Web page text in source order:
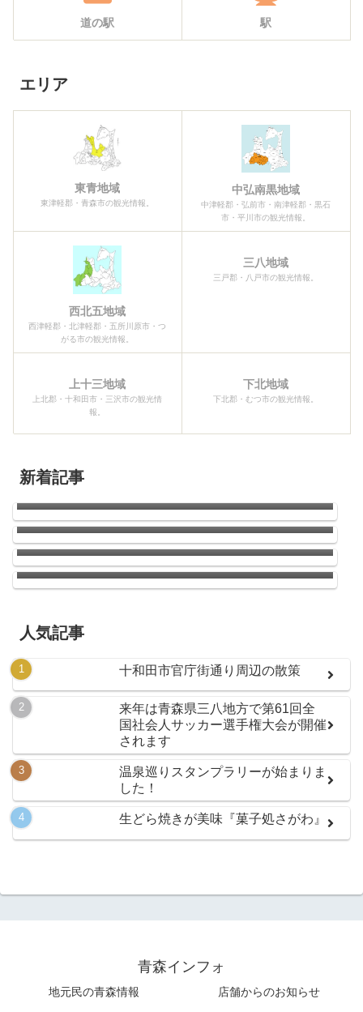
道の駅 駅
エリア
東青地域
東津軽郡・青森市の観光情報。
中弘南黒地域
中津軽郡・弘前市・南津軽郡・黒石
市・平川市の観光情報。
西北五地域
西津軽郡・北津軽郡・五所川原市・つ
がる市の観光情報。
三八地域
三戸郡・八戸市の観光情報。
上十三地域
上北郡・十和田市・三沢市の観光情
報。
下北地域
下北郡・むつ市の観光情報。
新着記事
南郷のひまわり
ウニの季節がやってきた！
店長お気に入りのラーメン屋さんがドーナッ
ツ（ハンバーガーもあり）のお店に変わって
いた件
人気記事
十和田市官庁街通り周辺の散策
来年は青森県三八地方で第61回全
国社会人サッカー選手権大会が開催
されます
温泉巡りスタンプラリーが始まりま
した！
生どら焼きが美味『菓子処さがわ』
青森インフォ
地元民の青森情報 店舗からのお知らせ